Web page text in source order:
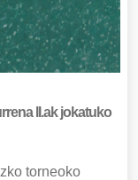
II.ak jokatuko
torneoko